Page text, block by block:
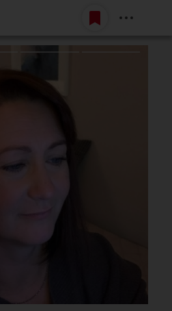
Belépés